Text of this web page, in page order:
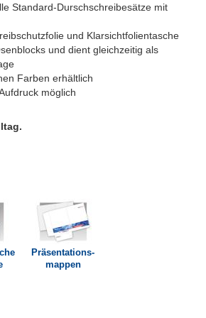
Standard-Durschschreibesätze mit
und Klarsichtfolientasche
und dient gleichzeitig als
Farben erhältlich
möglich
Präsentations­
mappen